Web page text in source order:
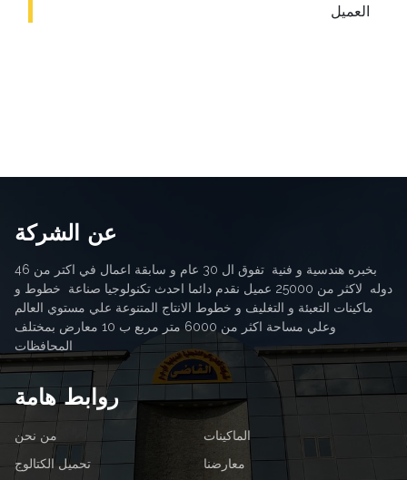
العميل
عن الشركة
بخبره هندسية و فنية تفوق ال 30 عام و سابقة اعمال في اكتر من 46
دوله لاكثر من 25000 عميل نقدم دائما احدث تكنولوجيا صناعة خطوط و
ماكينات التعبئة و التغليف و خطوط الانتاج المتنوعة علي مستوي العالم
وعلي مساحة اكثر من 6000 متر مربع ب 10 معارض بمختلف
المحافظات
روابط هامة
من نحن
الماكينات
تحميل الكتالوج
معارضنا